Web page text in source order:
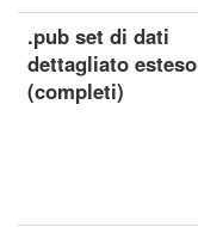
.pub set di dati
dettagliato esteso
(completi)